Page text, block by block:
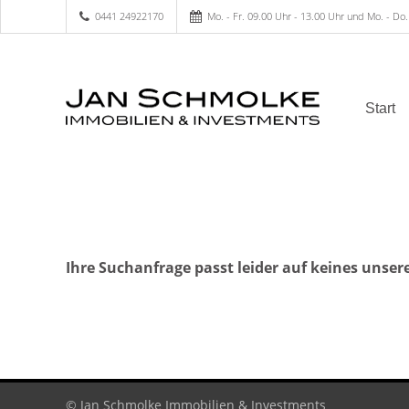
0441 24922170 Mo. - Fr. 09.00 Uhr - 13.00 Uhr und Mo. -
Start
Ihre Suchanfrage passt leider auf keines
© Jan Schmolke Immobilien & Investments